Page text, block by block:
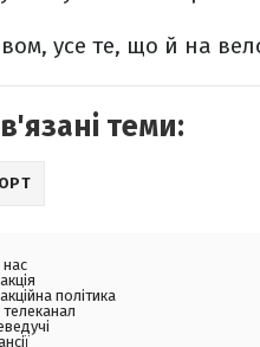
усе те, що й на
теми:
політика